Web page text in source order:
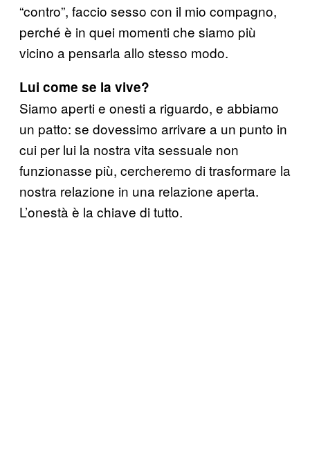
“contro”, faccio sesso con il mio compagno,
perché è in quei momenti che siamo più
vicino a pensarla allo stesso modo.
Lui come se la vive?
Siamo aperti e onesti a riguardo, e abbiamo
un patto: se dovessimo arrivare a un punto in
cui per lui la nostra vita sessuale non
funzionasse più, cercheremo di trasformare la
nostra relazione in una relazione aperta.
L’onestà è la chiave di tutto.